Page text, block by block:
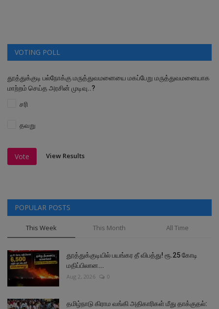
VOTING POLL
தூத்துக்குடி பல்நோக்கு மருத்துவமனையை மகப்பேறு மருத்துவமனையாக
மாற்றம் செய்த அரசின் முடிவு..?
சரி
தவறு
Vote View Results
POPULAR POSTS
This Week This Month All Time
தூத்துக்குடியில் பயங்கர தீ விபத்து! ரூ.25 கோடி
மதிப்பிலான...
Aug 2, 2026 0
தமிழ்நாடு கிராம வங்கி அதிகாரிகள் மீது தாக்குதல்: